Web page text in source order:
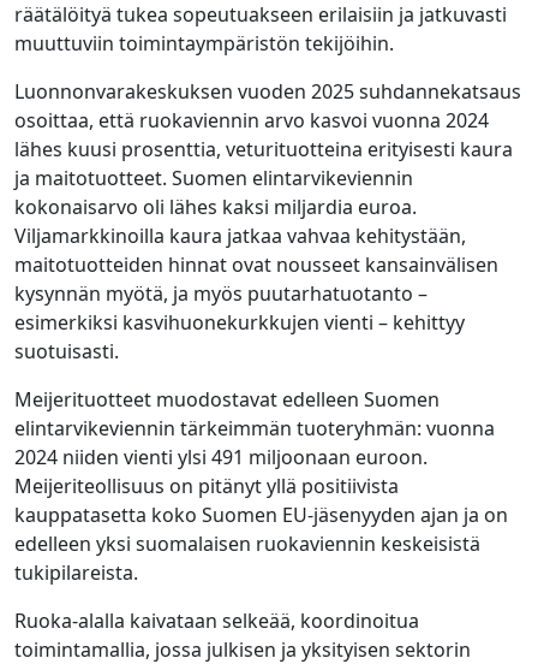
räätälöityä tukea sopeutuakseen erilaisiin ja jatkuvasti
muuttuviin toimintaympäristön tekijöihin.
Luonnonvarakeskuksen vuoden 2025 suhdannekatsaus
osoittaa, että ruokaviennin arvo kasvoi vuonna 2024
lähes kuusi prosenttia, veturituotteina erityisesti kaura
ja maitotuotteet. Suomen elintarvikeviennin
kokonaisarvo oli lähes kaksi miljardia euroa.
Viljamarkkinoilla kaura jatkaa vahvaa kehitystään,
maitotuotteiden hinnat ovat nousseet kansainvälisen
kysynnän myötä, ja myös puutarhatuotanto –
esimerkiksi kasvihuonekurkkujen vienti – kehittyy
suotuisasti.
Meijerituotteet muodostavat edelleen Suomen
elintarvikeviennin tärkeimmän tuoteryhmän: vuonna
2024 niiden vienti ylsi 491 miljoonaan euroon.
Meijeriteollisuus on pitänyt yllä positiivista
kauppatasetta koko Suomen EU-jäsenyyden ajan ja on
edelleen yksi suomalaisen ruokaviennin keskeisistä
tukipilareista.
Ruoka-alalla kaivataan selkeää, koordinoitua
toimintamallia, jossa julkisen ja yksityisen sektorin